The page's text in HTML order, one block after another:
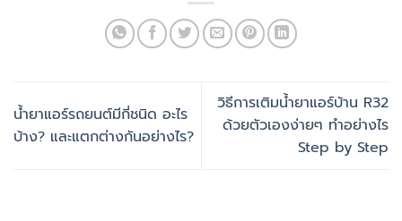
น้ำยาแอร์รถยนต์มีกี่ชนิด อะไร
บ้าง? และแตกต่างกันอย่างไร?
วิธีการเติมน้ำยาแอร์บ้าน R32
ด้วยตัวเองง่ายๆ ทำอย่างไร
Step by Step